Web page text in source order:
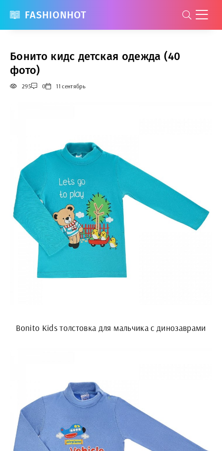
FASHIONHOT
Бонито кидс детская одежда (40
фото)
295 0 11 сентябрь
Bonito Kids толстовка для мальчика с динозаврами